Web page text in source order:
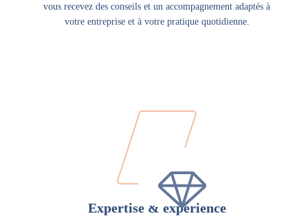
vous recevez des conseils et un accompagnement adaptés à
votre entreprise et à votre pratique quotidienne.
Expertise & expérience